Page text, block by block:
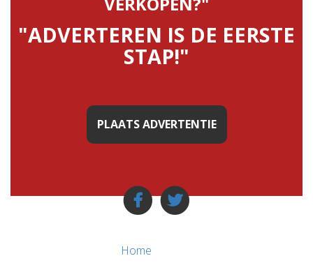
"ADVERTEREN IS DE EERSTE
STAP!"
PLAATS ADVERTENTIE
Home